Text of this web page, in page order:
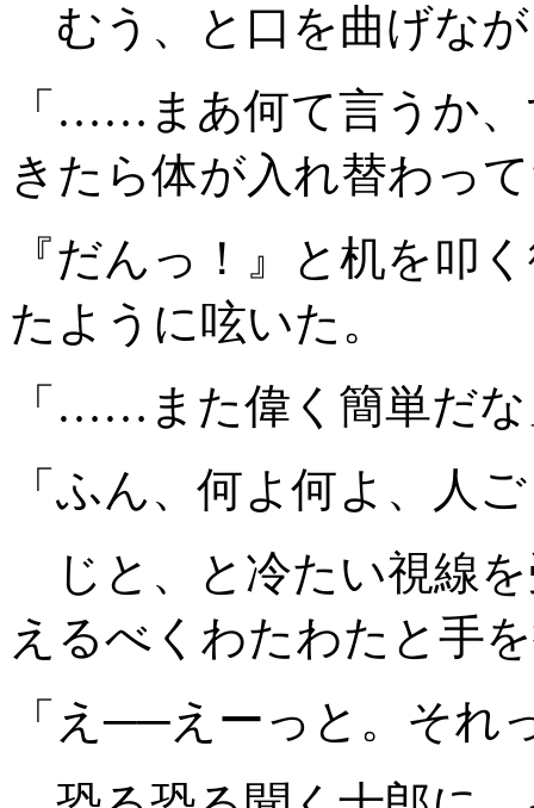
むう、と口を曲げな
「……まあ何て言うか
きたら体が入れ替わっ
『だんっ！』と机を叩
たように呟いた。
「……また偉く簡単だ
「ふん、何よ何よ、
じと、と冷たい視線
えるべくわたわたと手
「え──えーっと。それ